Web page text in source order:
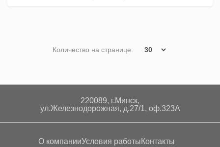
Количество на странице:
220089, г.Минск,
ул.Железнодорожная, д.27/1, оф.323А
О компанииУсловия работы Контакты